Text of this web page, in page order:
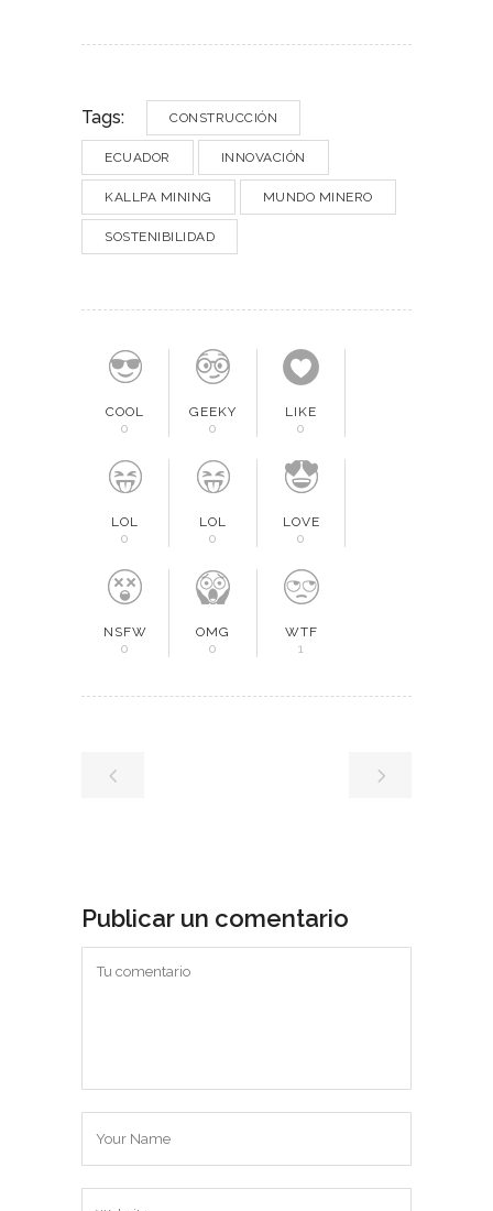
Tags: CONSTRUCCIÓN
ECUADOR INNOVACIÓN
KALLPA MINING MUNDO MINERO
SOSTENIBILIDAD
COOL
0
GEEKY
0
LIKE
0
LOL
0
LOL
0
LOVE
0
NSFW
0
OMG
0
WTF
1
Publicar un comentario